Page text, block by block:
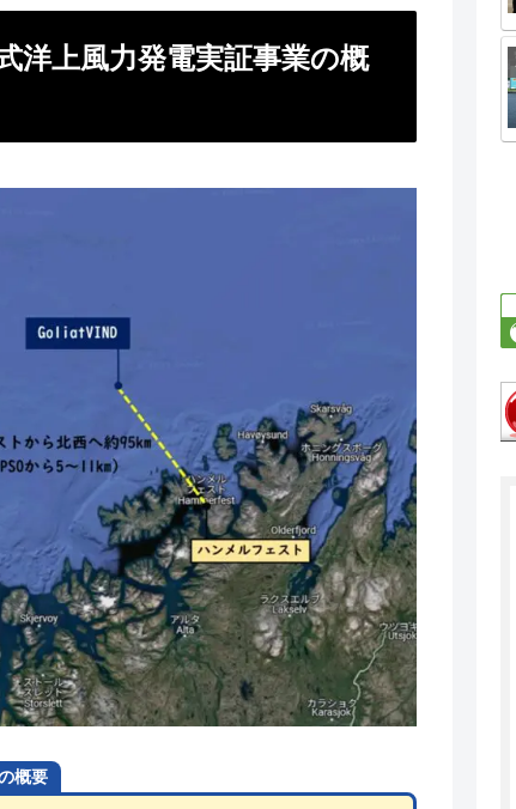
洋上風力発電実証事業の概
概要